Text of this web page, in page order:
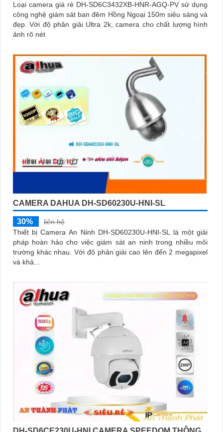
Loại camera giá rẻ DH-SD6C3432XB-HNR-AGQ-PV sử dụng
công nghệ giám sát ban đêm Hồng Ngoại 150m siêu sáng và
đẹp. Với độ phân giải Ultra 2k, camera cho chất lượng hình
ảnh rõ nét
CAMERA DAHUA DH-SD60230U-HNI-SL
30%
liên hệ
Thiết bị Camera An Ninh DH-SD60230U-HNI-SL là một giải
pháp hoàn hảo cho việc giám sát an ninh trong nhiều môi
trường khác nhau. Với độ phân giải cao lên đến 2 megapixel
và khả...